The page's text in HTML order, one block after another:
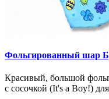
Фольгированный шар
Красивый, большой
с сосочкой (It's a Boy!)